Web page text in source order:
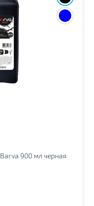
900 мл черная